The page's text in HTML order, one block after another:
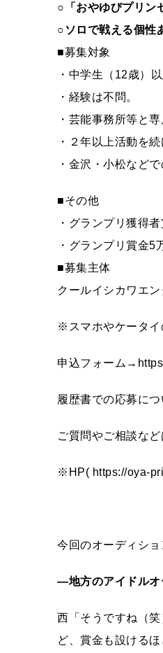
○ 「おやゆびプリ
○ ソロで戦える個性
■募集対象
・中学生（12歳）
・経験は不問。
・芸能事務所等と
・２年以上活動を続
・金沢・小松など
■その他
・グランプリ獲得
・グランプリ賞金
■募集主体
クールイシカワエ
※スマホやケータイ
申込フォーム
履歴書での応募に
ご質問やご相談な
※HP( https://oya-
今回のオーディシ
―地方のアイドルオ
西「そうですね（
ど、賞金も設ける